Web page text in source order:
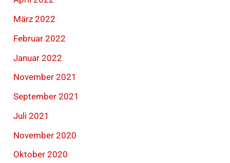
März 2022
Februar 2022
Januar 2022
November 2021
September 2021
Juli 2021
November 2020
Oktober 2020